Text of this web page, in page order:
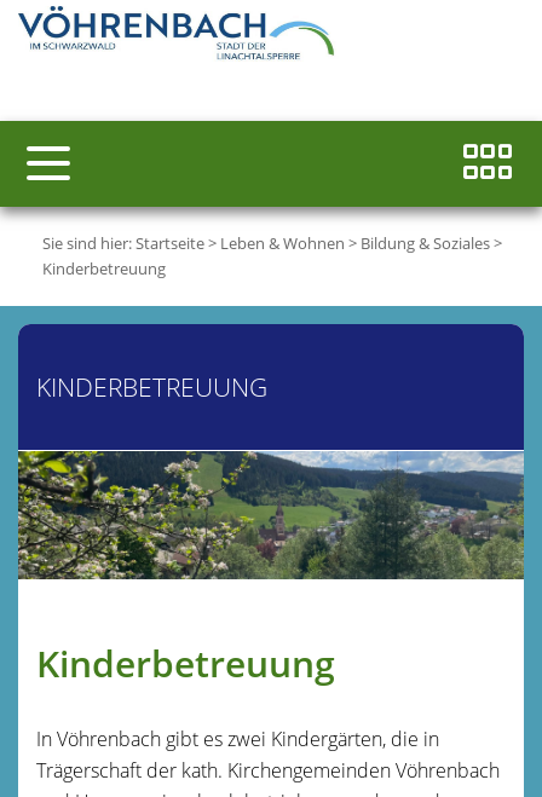
Sie sind hier:Startseite> Leben & Wohnen > Bildung & Soziales>
Kinderbetreuung
KINDERBETREUUNG
Kinderbetreuung
In Vöhrenbach gibt es zwei Kindergärten, die in
Trägerschaft der kath. Kirchengemeinden Vöhrenbach